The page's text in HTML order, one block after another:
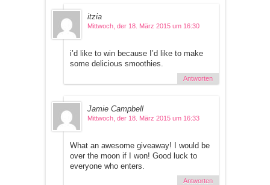
itzia
Mittwoch, der 18. März 2015 um 16:30
i’d like to win because I’d like to make
some delicious smoothies.
Antworten
Jamie Campbell
Mittwoch, der 18. März 2015 um 16:33
What an awesome giveaway! I would be
over the moon if I won! Good luck to
everyone who enters.
Antworten